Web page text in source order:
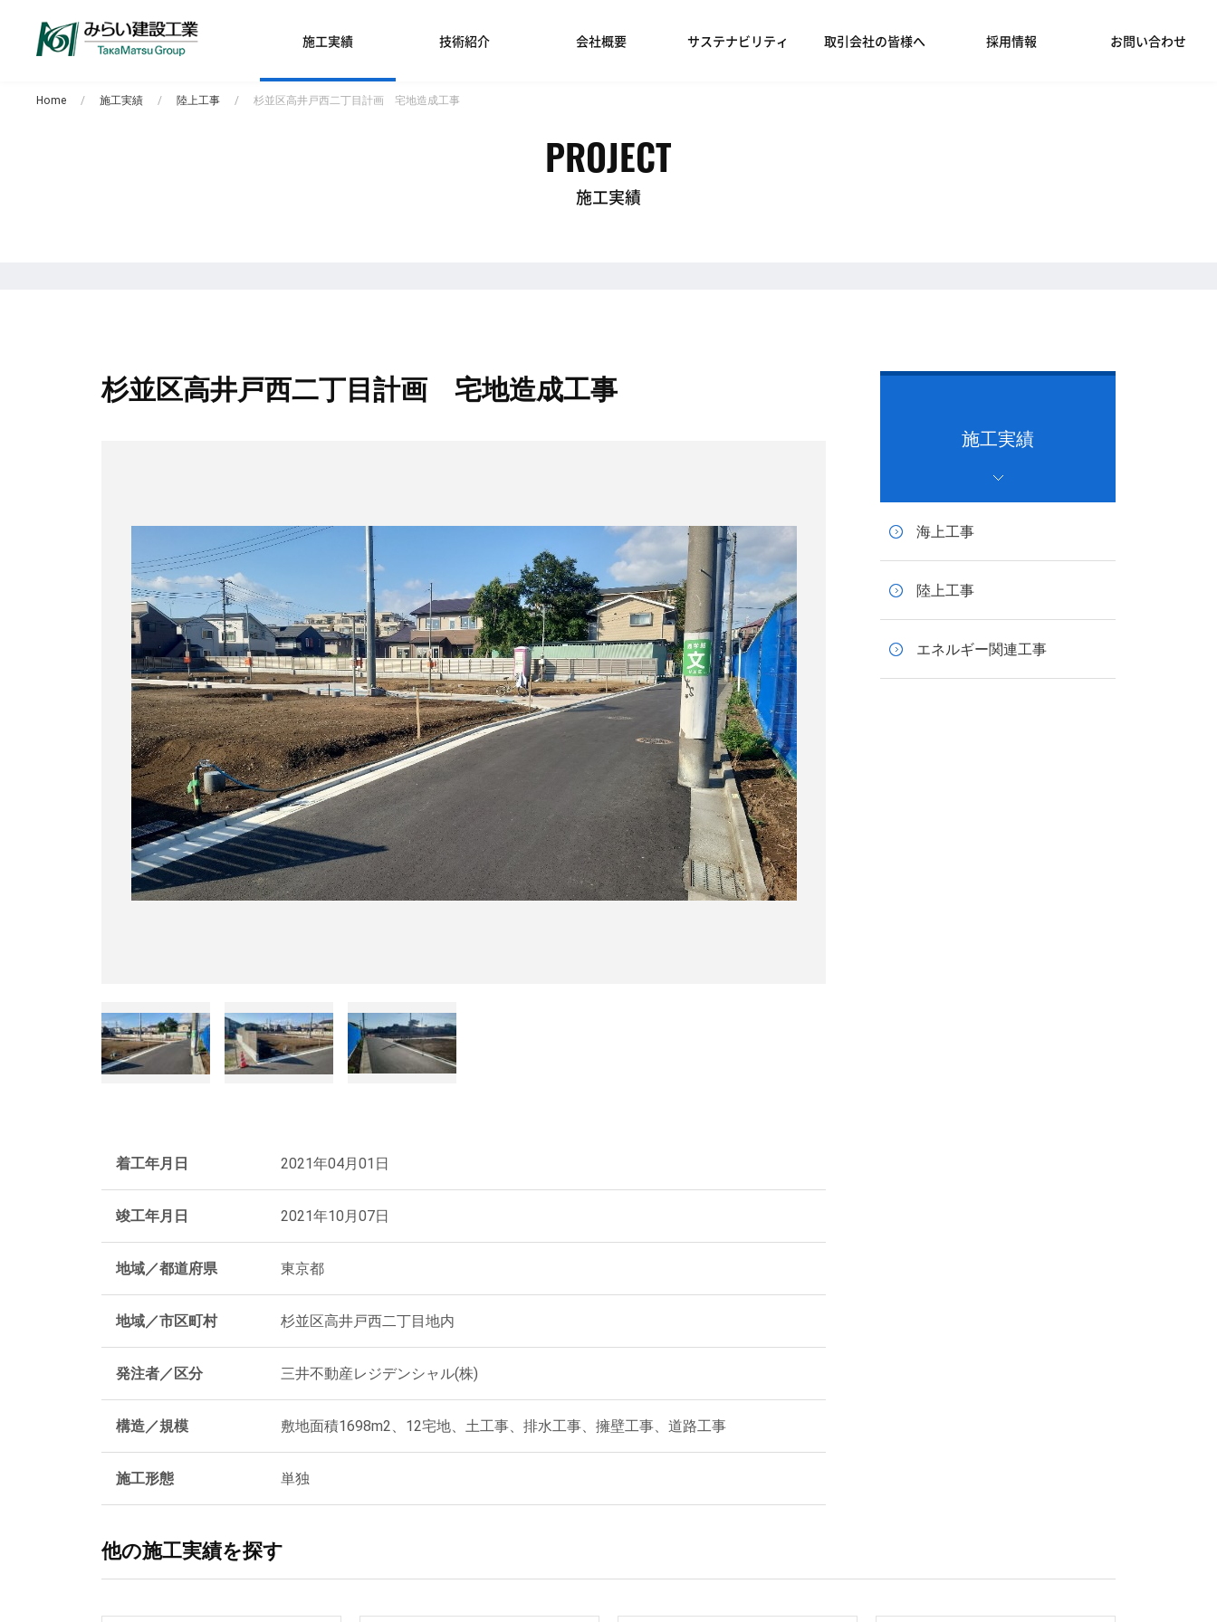
施工実績 技術紹介 会社概要 サステナビリティ 取引会社の皆様へ 採用情報 お問い合わせ
Home 施工実績 陸上工事 杉並区高井戸西二丁目計画 宅地造成工事
PROJECT
施工実績
杉並区高井戸西二丁目計画 宅地造成工事
着工年月日 2021年04月01日
竣工年月日 2021年10月07日
地域／都道府県 東京都
地域／市区町村 杉並区高井戸西二丁目地内
発注者／区分 三井不動産レジデンシャル(株)
構造／規模 敷地面積1698m2、12宅地、土工事、排水工事、擁壁工事、道路工事
施工形態 単独
施工実績
海上工事
陸上工事
エネルギー関連工事
他の施工実績を探す